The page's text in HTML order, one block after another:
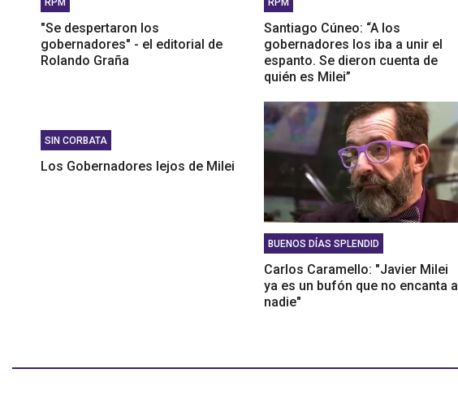
"Se despertaron los
gobernadores" - el editorial de
Rolando Graña
Santiago Cúneo: “A los
gobernadores los iba a unir el
espanto. Se dieron cuenta de
quién es Milei”
SIN CORBATA
Los Gobernadores lejos de Milei
BUENOS DÍAS SPLENDID
Carlos Caramello: "Javier Milei
ya es un bufón que no encanta a
nadie"